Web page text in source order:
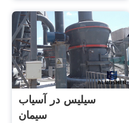
سیلیس در آسیاب
سیمان